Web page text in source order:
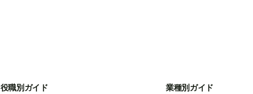
役職別ガイド 業種別ガイド